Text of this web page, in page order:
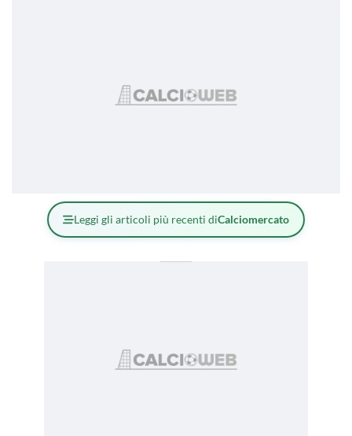
Leggi gli articoli più recenti diCalciomercato